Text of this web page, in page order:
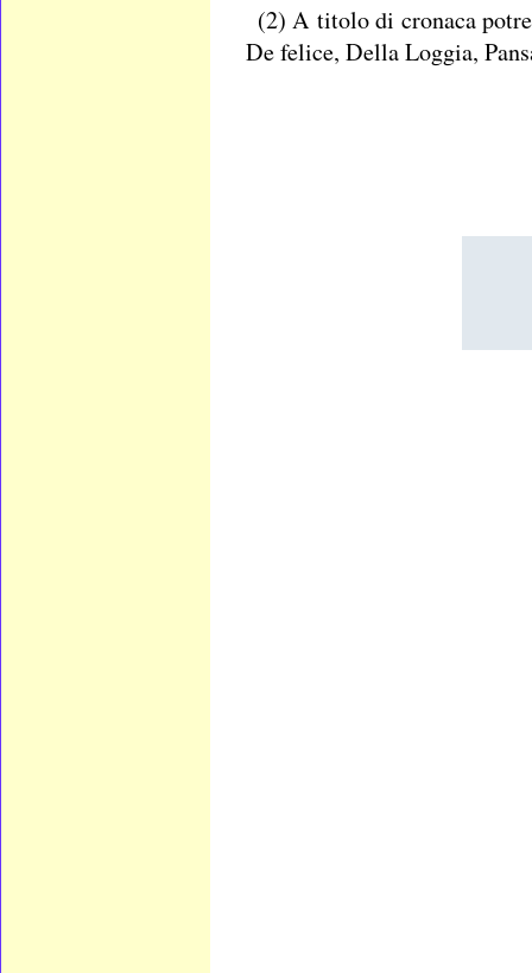
(2) A titolo di cronaca
De felice, Della Loggia,